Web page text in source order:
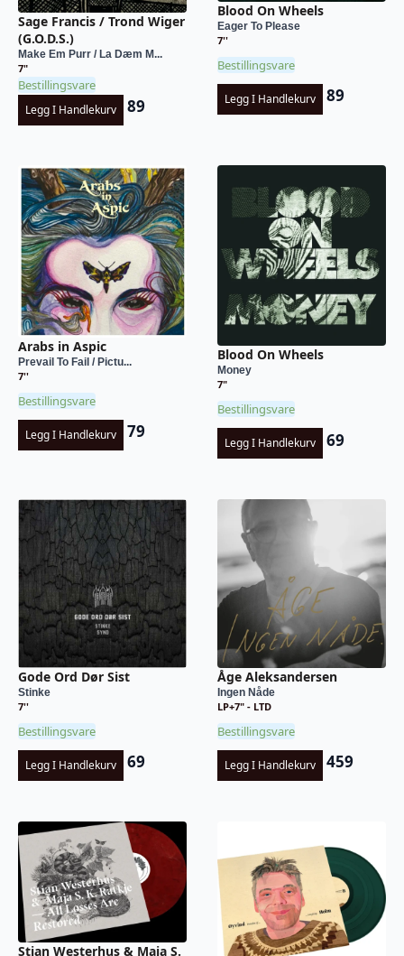
Sage Francis / Trond Wiger
(G.O.D.S.)
Make Em Purr / La Dæm M...
7"
Bestillingsvare
Legg I Handlekurv 89
Blood On Wheels
Eager To Please
7''
Bestillingsvare
Legg I Handlekurv 89
Arabs in Aspic
Prevail To Fail / Pictu...
7''
Bestillingsvare
Legg I Handlekurv 79
Blood On Wheels
Money
7"
Bestillingsvare
Legg I Handlekurv 69
Gode Ord Dør Sist
Stinke
7''
Bestillingsvare
Legg I Handlekurv 69
Åge Aleksandersen
Ingen Nåde
LP+7" - LTD
Bestillingsvare
Legg I Handlekurv 459
Stian Westerhus & Maja S.